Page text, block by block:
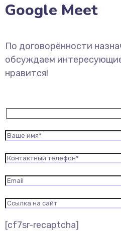
Google Meet
По договорённости
обсуждаем
нравится!
[cf7sr-recaptcha]